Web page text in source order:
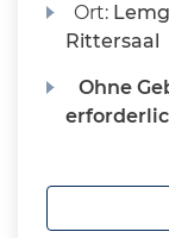
Ort:
Rittersaal
Ohne